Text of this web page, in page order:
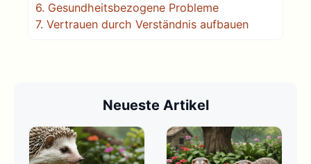
6. Gesundheitsbezogene Probleme
7. Vertrauen durch Verständnis aufbauen
Neueste Artikel